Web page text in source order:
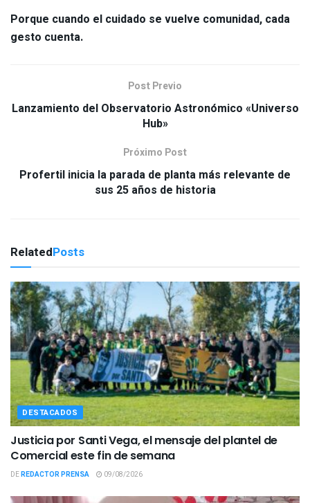
Porque cuando el cuidado se vuelve comunidad, cada
gesto cuenta.
Post Previo
Lanzamiento del Observatorio Astronómico «Universo
Hub»
Próximo Post
Profertil inicia la parada de planta más relevante de
sus 25 años de historia
RelatedPosts
DESTACADOS
Justicia por Santi Vega, el mensaje del plantel de
Comercial este fin de semana
DEREDACTOR PRENSA 09/08/2026